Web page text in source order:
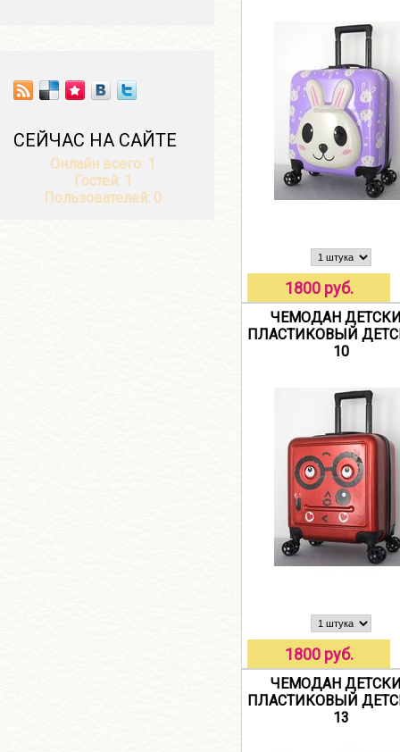
СЕЙЧАС НА САЙТЕ
Онлайн всего: 1
Гостей: 1
Пользователей: 0
1800 руб.
ЧЕМОДАН
ПЛАСТИКОВЫЙ
10
1800 руб.
ЧЕМОДАН
ПЛАСТИКОВЫЙ
13